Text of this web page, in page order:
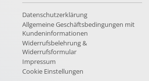
Datenschutzerklärung
Allgemeine Geschäftsbedingungen mit
Kundeninformationen
Widerrufsbelehrung &
Widerrufsformular
Impressum
Cookie Einstellungen